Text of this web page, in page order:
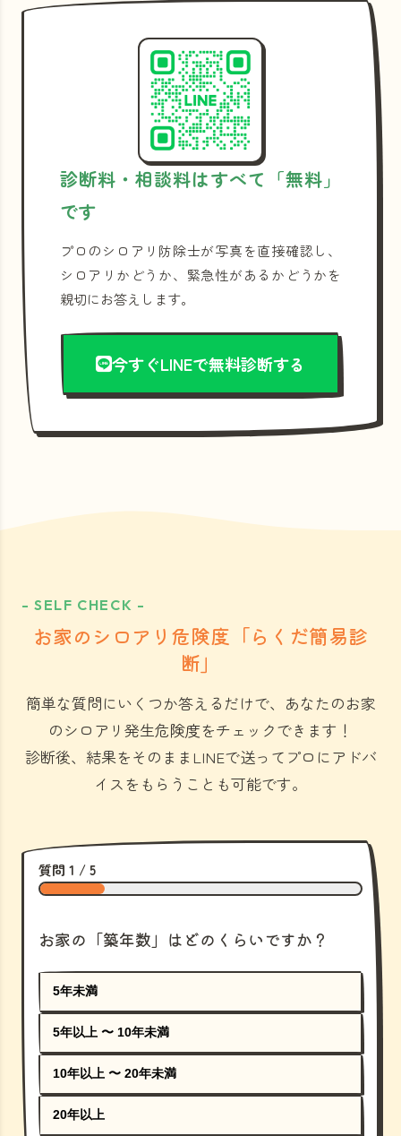
診断料・相談料はすべて「無料」
です
プロのシロアリ防除士が写真を直接確認し、
シロアリかどうか、緊急性があるかどうかを
親切にお答えします。
今すぐLINEで無料診断する
- SELF CHECK -
お家のシロアリ危険度「らくだ簡易診
断」
簡単な質問にいくつか答えるだけで、あなたのお家
のシロアリ発生危険度をチェックできます！
診断後、結果をそのままLINEで送ってプロにアドバ
イスをもらうことも可能です。
質問 1 / 5
お家の「築年数」はどのくらいですか？
5年未満
5年以上 〜 10年未満
10年以上 〜 20年未満
20年以上